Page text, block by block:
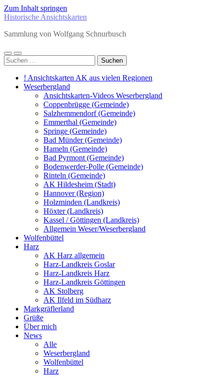
Zum Inhalt springen
Historische Ansichtskarten
Sammlung von Wolfgang Schnurbusch
Mobile-
Menü
Suchfeld
ein-/ausblenden
Suchen
nach:
! Ansichtskarten AK aus vielen Regionen
Weserbergland
Ansichtskarten-Videos Weserbergland
Coppenbrügge (Gemeinde)
Salzhemmendorf (Gemeinde)
Emmerthal (Gemeinde)
Springe (Gemeinde)
Bad Münder (Gemeinde)
Hameln (Gemeinde)
Bad Pyrmont (Gemeinde)
Bodenwerder-Polle (Gemeinde)
Rinteln (Gemeinde)
AK Hildesheim (Stadt)
Hannover (Region)
Holzminden (Landkreis)
Höxter (Landkreis)
Kassel / Göttingen (Landkreis)
Allgemein Weser/Weserbergland
Wolfenbüttel
Harz
AK Harz allgemein
Harz-Landkreis Goslar
Harz-Landkreis Harz
Harz-Landkreis Göttingen
AK Stolberg
AK Ilfeld im Südharz
Markgräflerland
Grüße
Über mich
News
Alle
Weserbergland
Wolfenbüttel
Harz